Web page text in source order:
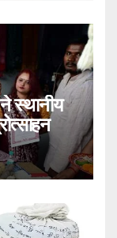
स्थानीय